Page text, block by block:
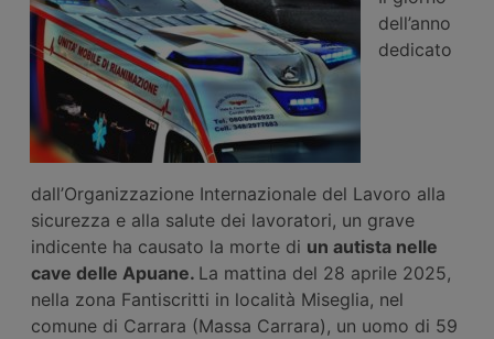
dell’anno
dedicato
dall’Organizzazione Internazionale del Lavoro alla
sicurezza e alla salute dei lavoratori, un grave
indicente ha causato la morte di un autista nelle
cave delle Apuane. La mattina del 28 aprile 2025,
nella zona Fantiscritti in località Miseglia, nel
comune di Carrara (Massa Carrara), un uomo di 59